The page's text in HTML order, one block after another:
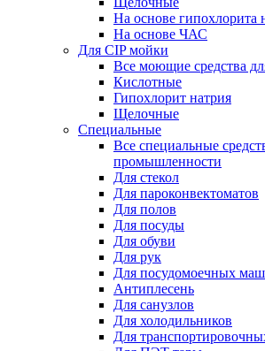
На основе гипохлорита
На основе ЧАС
Для CIP мойки
Все моющие средства
Кислотные
Гипохлорит натрия
Щелочные
Специальные
Все специальные
промышленности
Для стекол
Для пароконвектоматов
Для полов
Для посуды
Для обуви
Для рук
Для посудомоечных
Антиплесень
Для санузлов
Для холодильников
Для